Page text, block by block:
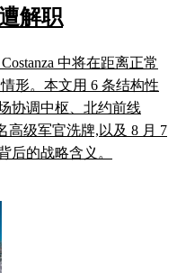
解职
中将在距离正常
形。本文用 6 条结构性
协调中枢、北约前线
高级军官洗牌,以及 8 月 7
后的战略含义。